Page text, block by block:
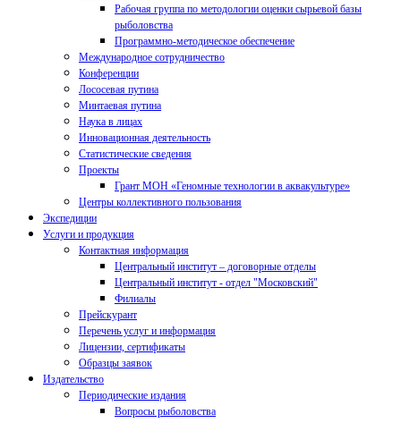
Рабочая группа по методологии оценки сырьевой базы
рыболовства
Программно-методическое обеспечение
Международное сотрудничество
Конференции
Лососевая путина
Минтаевая путина
Наука в лицах
Инновационная деятельность
Статистические сведения
Проекты
Грант МОН «Геномные технологии в аквакультуре»
Центры коллективного пользования
Экспедиции
Услуги и продукция
Контактная информация
Центральный институт – договорные отделы
Центральный институт - отдел "Московский"
Филиалы
Прейскурант
Перечень услуг и информация
Лицензии, сертификаты
Образцы заявок
Издательство
Периодические издания
Вопросы рыболовства